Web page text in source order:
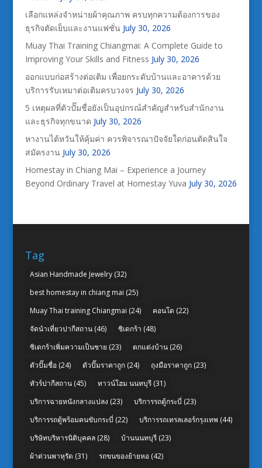
เลือกแหล่งจำหน่ายผ้าคุณภาพ ครบทุกความต้องการของ
ธุรกิจตัดเย็บและงานแฟชั่น July 30, 2026
Muay Thai Training Chiangmai: A Complete Guide to
Improving Your Skills and Fitness July 30, 2026
ออกแบบก่อสร้างต่อเติม เพื่อยกระดับบ้านและอาคารด้วย
บริการรับเหมาต่อเติมครบวงจร July 30, 2026
5 เหตุผลที่ตัวปั๊มชื่อยังเป็นอุปกรณ์สำคัญสำหรับสำนักงาน
และธุรกิจทุกขนาด July 30, 2026
หางานไต้หวันให้คุ้มค่า ควรพิจารณาปัจจัยใดก่อนตัดสินใจ
สมัครงาน July 30, 2026
Homestay in Chiang Mai – Experience a Journey
Beyond Ordinary Travel at Homestay Yuva July 30, 2026
Tag
Asian Handmade Jewelry(32)
best homestay in chiang mai (25)
Muay Thai training Chiangmai (24) คอนโด (22)
จัดนำเที่ยวปากีสถาน(46) ซิเดกร้า (48)
ซิเดกร้าเพิ่มความเป็นชาย (23) ตกแต่งบ้าน(26)
ตัวปั๊มชื่อ(24) ตัวปั๊มราคาถูก(24) ถุงมือราคาถูก(23)
ทัวร์ปากีสถาน(45) ทาวน์โฮม นนทบุรี(31)
บริการฉายหนังกลางแปลง (23) บริการรถตู้กระบี่ (23)
บริการรถตู้พร้อมคนขับกระบี่ (22) บริการรถเทรลเลอร์กรุงเทพ (44)
บริษัทบริหารนิติบุคคล(28) บ้านนนทบุรี(23)
ผ้าต่วนพาหุรัด (31) รถขนของย้ายหอ(42)